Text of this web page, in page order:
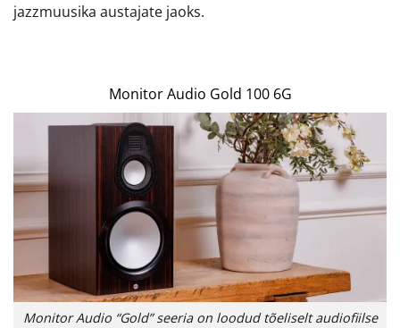
jazzmuusika austajate jaoks.
Monitor Audio Gold 100 6G
Monitor Audio “Gold” seeria on loodud tõeliselt audiofiilse